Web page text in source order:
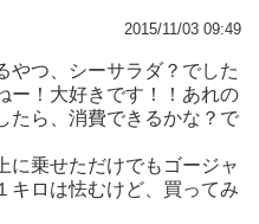
2015/11/03 09:49
つ、シーサラダ？でした
ー！大好きです！！あれの
たら、消費できるかな？で
に乗せただけでもゴージャ
キロは怯むけど、買ってみ